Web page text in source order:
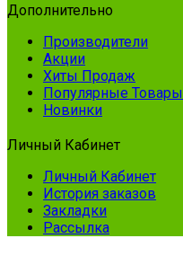
Дополнительно
Производители
Акции
Хиты Продаж
Популярные Товары
Новинки
Личный Кабинет
Личный Кабинет
История заказов
Закладки
Рассылка